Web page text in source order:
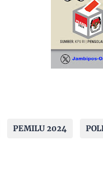
PEMILU 2024